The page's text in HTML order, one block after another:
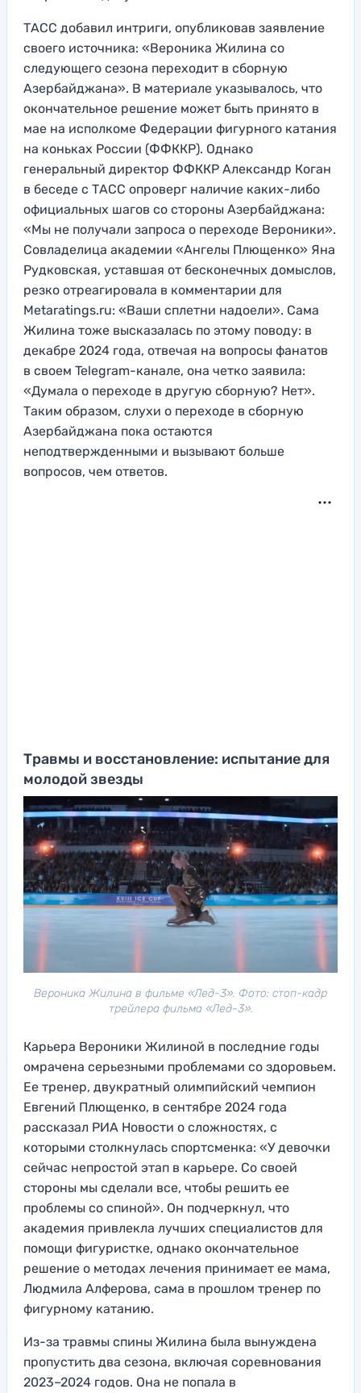
ТАСС добавил интриги, опубликовав заявление
своего источника: «Вероника Жилина со
следующего сезона переходит в сборную
Азербайджана». В материале указывалось, что
окончательное решение может быть принято в
мае на исполкоме Федерации фигурного катания
на коньках России (ФФККР). Однако
генеральный директор ФФККР Александр Коган
в беседе с ТАСС опроверг наличие каких-либо
официальных шагов со стороны Азербайджана:
«Мы не получали запроса о переходе Вероники».
Совладелица академии «Ангелы Плющенко» Яна
Рудковская, уставшая от бесконечных домыслов,
резко отреагировала в комментарии для
Metaratings.ru: «Ваши сплетни надоели». Сама
Жилина тоже высказалась по этому поводу: в
декабре 2024 года, отвечая на вопросы фанатов
в своем Telegram-канале, она четко заявила:
«Думала о переходе в другую сборную? Нет».
Таким образом, слухи о переходе в сборную
Азербайджана пока остаются
неподтвержденными и вызывают больше
вопросов, чем ответов.
Травмы и восстановление: испытание для
молодой звезды
Вероника Жилина в фильме «Лед-3». Фото: стоп-кадр
трейлера фильма «Лед-3».
Карьера Вероники Жилиной в последние годы
омрачена серьезными проблемами со здоровьем.
Ее тренер, двукратный олимпийский чемпион
Евгений Плющенко, в сентябре 2024 года
рассказал РИА Новости о сложностях, с
которыми столкнулась спортсменка: «У девочки
сейчас непростой этап в карьере. Со своей
стороны мы сделали все, чтобы решить ее
проблемы со спиной». Он подчеркнул, что
академия привлекла лучших специалистов для
помощи фигуристке, однако окончательное
решение о методах лечения принимает ее мама,
Людмила Алферова, сама в прошлом тренер по
фигурному катанию.
Из-за травмы спины Жилина была вынуждена
пропустить два сезона, включая соревнования
2023–2024 годов. Она не попала в